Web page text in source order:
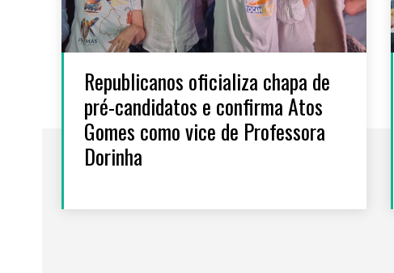
Republicanos oficializa chapa de
pré-candidatos e confirma Atos
Gomes como vice de Professora
Dorinha